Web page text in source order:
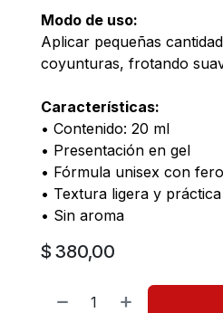
Modo de uso:
Aplicar pequeñas
coyunturas, frotando
Características:
• Contenido: 20 ml
• Presentación en gel
• Fórmula unisex con
• Textura ligera y práctica
• Sin aroma
$ 380,00